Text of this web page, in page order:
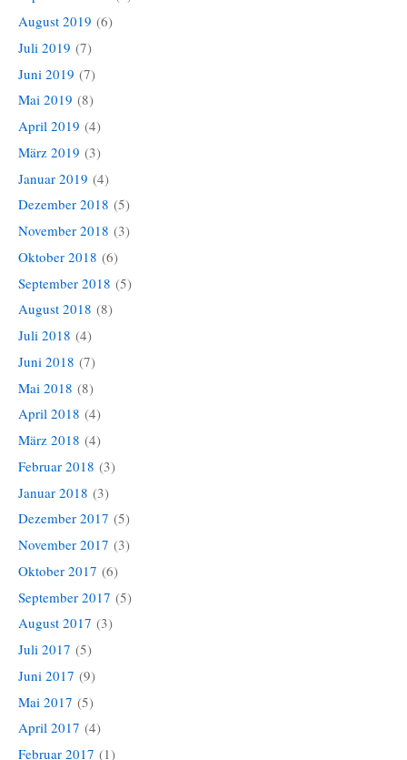
August 2019 (6)
Juli 2019 (7)
Juni 2019 (7)
Mai 2019 (8)
April 2019 (4)
März 2019 (3)
Januar 2019 (4)
Dezember 2018 (5)
November 2018 (3)
Oktober 2018 (6)
September 2018 (5)
August 2018 (8)
Juli 2018 (4)
Juni 2018 (7)
Mai 2018 (8)
April 2018 (4)
März 2018 (4)
Februar 2018 (3)
Januar 2018 (3)
Dezember 2017 (5)
November 2017 (3)
Oktober 2017 (6)
September 2017 (5)
August 2017 (3)
Juli 2017 (5)
Juni 2017 (9)
Mai 2017 (5)
April 2017 (4)
Februar 2017 (1)